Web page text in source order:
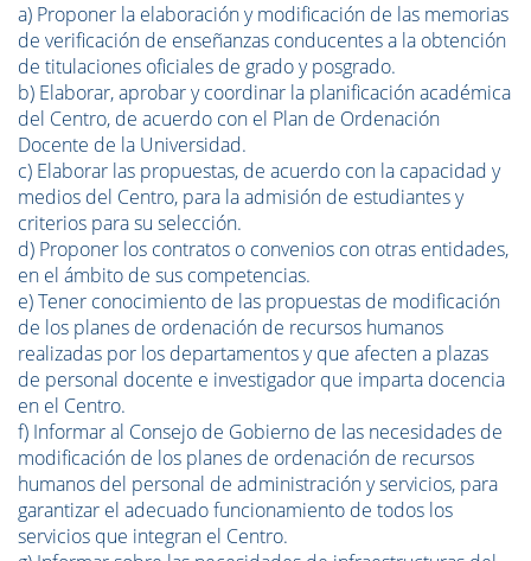
a) Proponer la elaboración y modificación de las memorias
de verificación de enseñanzas conducentes a la obtención
de titulaciones oficiales de grado y posgrado.
b) Elaborar, aprobar y coordinar la planificación académica
del Centro, de acuerdo con el Plan de Ordenación
Docente de la Universidad.
c) Elaborar las propuestas, de acuerdo con la capacidad y
medios del Centro, para la admisión de estudiantes y
criterios para su selección.
d) Proponer los contratos o convenios con otras entidades,
en el ámbito de sus competencias.
e) Tener conocimiento de las propuestas de modificación
de los planes de ordenación de recursos humanos
realizadas por los departamentos y que afecten a plazas
de personal docente e investigador que imparta docencia
en el Centro.
f) Informar al Consejo de Gobierno de las necesidades de
modificación de los planes de ordenación de recursos
humanos del personal de administración y servicios, para
garantizar el adecuado funcionamiento de todos los
servicios que integran el Centro.